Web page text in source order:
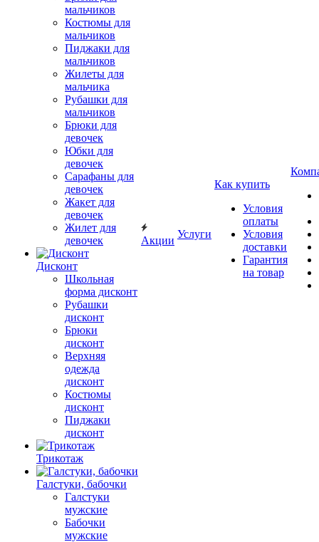
мальчиков
Костюмы для
мальчиков
Пиджаки для
мальчиков
Жилеты для
мальчика
Рубашки для
мальчиков
Брюки для
девочек
Юбки для
девочек
Сарафаны для
девочек
Жакет для
девочек
Жилет для
девочек
Дисконт
Школьная
форма дисконт
Рубашки
дисконт
Брюки
дисконт
Верхняя
одежда
дисконт
Костюмы
дисконт
Пиджаки
дисконт
Трикотаж
Галстуки, бабочки
Галстуки
мужские
Бабочки
мужские
Акции
Услуги
Как купить
Условия
оплаты
Условия
доставки
Гарантия
на товар